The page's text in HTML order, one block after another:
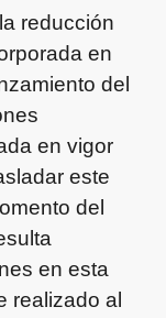
reducción
en
del
en vigor
este
del
en esta
realizado al